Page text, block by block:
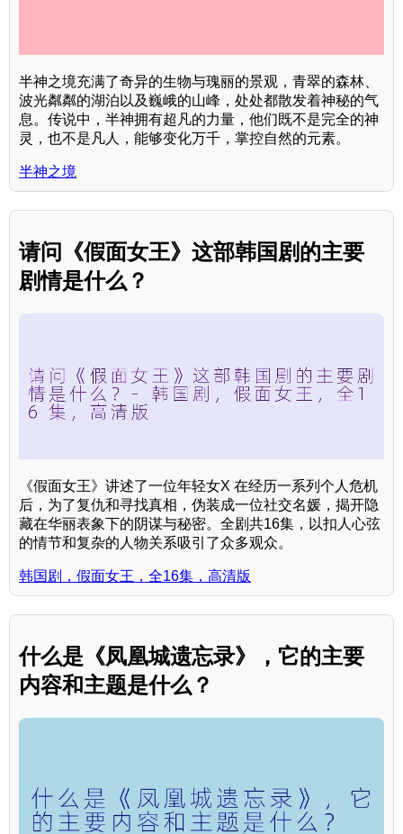
半神之境充满了奇异的生物与瑰丽的景观，青翠的森林、
波光粼粼的湖泊以及巍峨的山峰，处处都散发着神秘的气
息。传说中，半神拥有超凡的力量，他们既不是完全的神
灵，也不是凡人，能够变化万千，掌控自然的元素。
半神之境
请问《假面女王》这部韩国剧的主要
剧情是什么？
《假面女王》讲述了一位年轻女X 在经历一系列个人危机
后，为了复仇和寻找真相，伪装成一位社交名媛，揭开隐
藏在华丽表象下的阴谋与秘密。全剧共16集，以扣人心弦
的情节和复杂的人物关系吸引了众多观众。
韩国剧，假面女王，全16集，高清版
什么是《凤凰城遗忘录》，它的主要
内容和主题是什么？